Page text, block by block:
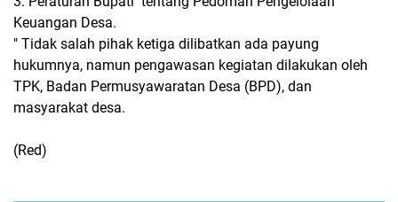
Keuangan Desa.
" Tidak salah pihak ketiga dilibatkan ada payung
hukumnya, namun pengawasan kegiatan dilakukan oleh
TPK, Badan Permusyawaratan Desa (BPD), dan
masyarakat desa.
(Red)